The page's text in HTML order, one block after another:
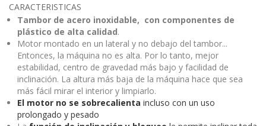
CARACTERISTICAS
Tambor de acero inoxidable, con componentes de
plástico de alta calidad.
Motor montado en un lateral y no debajo del tambor...
Entonces, la máquina no es alta. Por lo tanto, mejor
estabilidad, centro de gravedad más bajo y facilidad de
inclinación. La altura más baja de la máquina hace que sea
más fácil mirar el interior y limpiarlo.
El motor no se sobrecalienta incluso con un uso
prolongado y pesado